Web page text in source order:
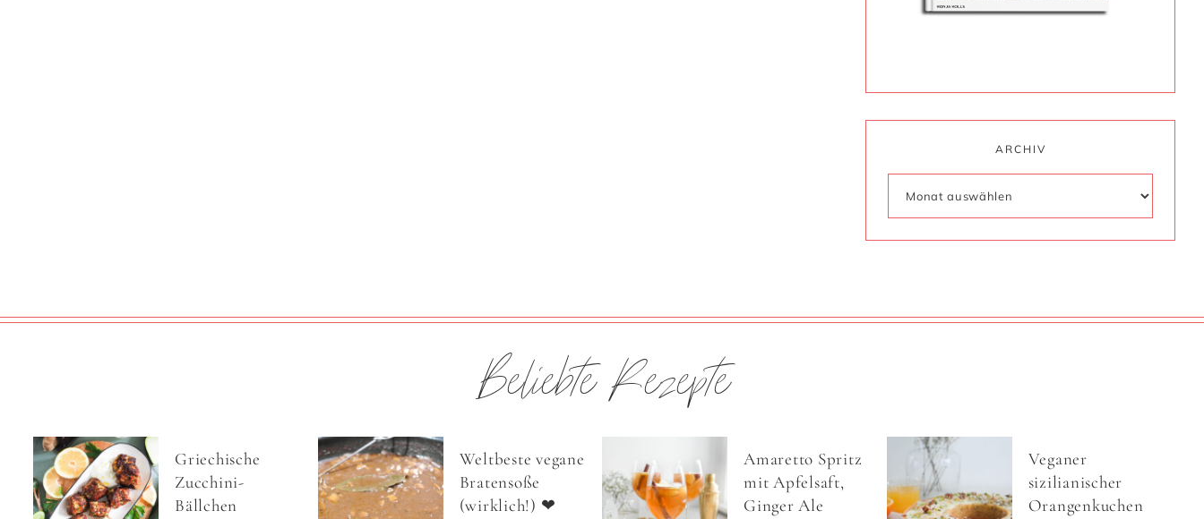
ARCHIV
Beliebte Rezepte
Griechische
Zucchini-
Bällchen
Weltbeste vegane
Bratensoße
(wirklich!) ❤
Amaretto Spritz
mit Apfelsaft,
Ginger Ale
Veganer
sizilianischer
Orangenkuchen